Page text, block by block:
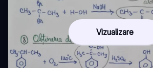
Vizualizare